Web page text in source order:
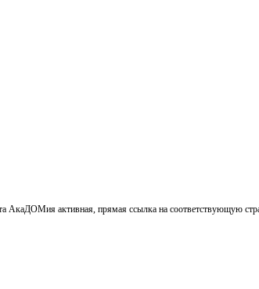
АкаДОМия активная, прямая ссылка на соответствующую